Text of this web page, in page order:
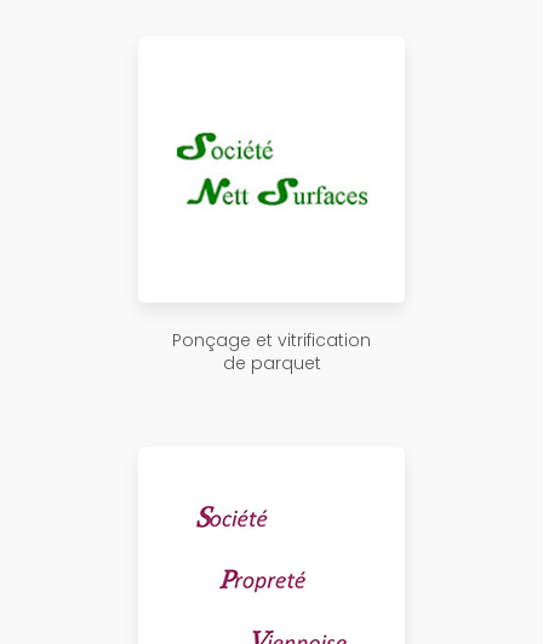
Ponçage et vitrification
de parquet